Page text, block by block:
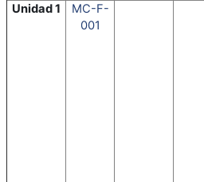
Unidad 1
MC-F-
001